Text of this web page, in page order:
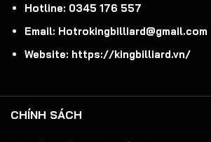
Hotline: 0345 176 557
Email: Hotrokingbilliard@gmail.com
Website: https://kingbilliard.vn/
CHÍNH SÁCH